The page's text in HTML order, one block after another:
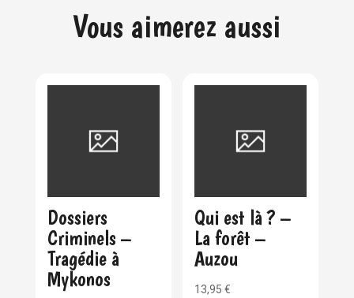
Vous aimerez aussi
Dossiers
Criminels –
Tragédie à
Mykonos
Qui est là ? –
La forêt –
Auzou
13,95€